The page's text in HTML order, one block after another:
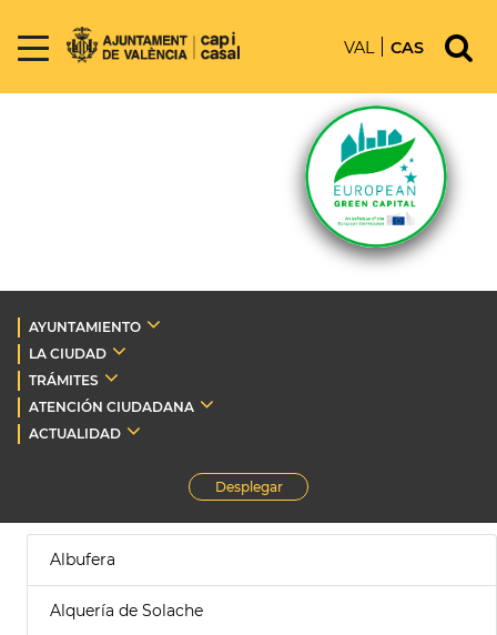
VAL CAS
AYUNTAMIENTO
LA CIUDAD
TRÁMITES
ATENCIÓN CIUDADANA
ACTUALIDAD
Desplegar
Albufera
Alquería de Solache